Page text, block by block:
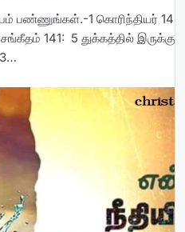
பண்ணுங்கள்.-1 கொரிந்தியர் 14
141: 5 துக்கத்தில்